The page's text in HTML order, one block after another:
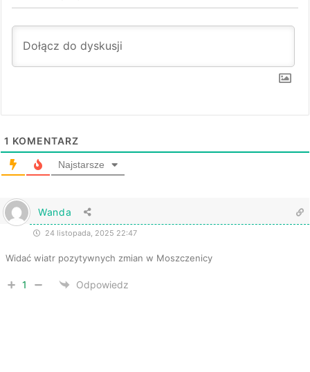
1 KOMENTARZ
Najstarsze
Wanda
24 listopada, 2025 22:47
Widać wiatr pozytywnych zmian w Moszczenicy
1 Odpowiedz